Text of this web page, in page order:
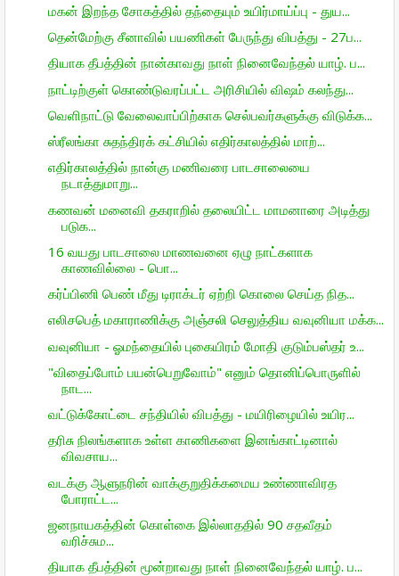
மகன் இறந்த சோகத்தில் தந்தையும் உயிர்மாய்ப்பு - துய...
தென்மேற்கு சீனாவில் பயணிகள் பேருந்து விபத்து - 27ப...
தியாக தீபத்தின் நான்காவது நாள் நினைவேந்தல் யாழ். ப...
நாட்டிற்குள் கொண்டுவரப்பட்ட அரிசியில் விஷம் கலந்து...
வெளிநாட்டு வேலைவாப்பிற்காக செல்பவர்களுக்கு விடுக்க...
ஸ்ரீலங்கா சுதந்திரக் கட்சியில் எதிர்காலத்தில் மாற்...
எதிர்காலத்தில் நான்கு மணிவரை பாடசாலையை
நடாத்துமாறு...
கணவன் மனைவி தகராறில் தலையிட்ட மாமனாரை அடித்து
படுக...
16 வயது பாடசாலை மாணவனை ஏழு நாட்களாக
காணவில்லை - பொ...
கர்ப்பிணி பெண் மீது டிராக்டர் ஏற்றி கொலை செய்த நித...
எலிசபெத் மகாராணிக்கு அஞ்சலி செலுத்திய வவுனியா மக்க...
வவுனியா - ஓமந்தையில் புகையிரம் மோதி குடும்பஸ்தர் உ...
"விதைப்போம் பயன்பெறுவோம்" எனும் தொனிப்பொருளில்
நாட...
வட்டுக்கோட்டை சந்தியில் விபத்து - மயிரிழையில் உயிர...
தரிசு நிலங்களாக உள்ள காணிகளை இனங்காட்டினால்
விவசாய...
வடக்கு ஆளுநரின் வாக்குறுதிக்கமைய உண்ணாவிரத
போராட்ட...
ஜனநாயகத்தின் கொள்கை இல்லாததில் 90 சதவீதம்
வரிச்சும...
தியாக தீபத்தின் மூன்றாவது நாள் நினைவேந்தல் யாழ். ப...